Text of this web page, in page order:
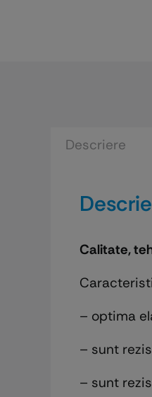
Descriere
Calitate,
– optima
– sunt
– sunt